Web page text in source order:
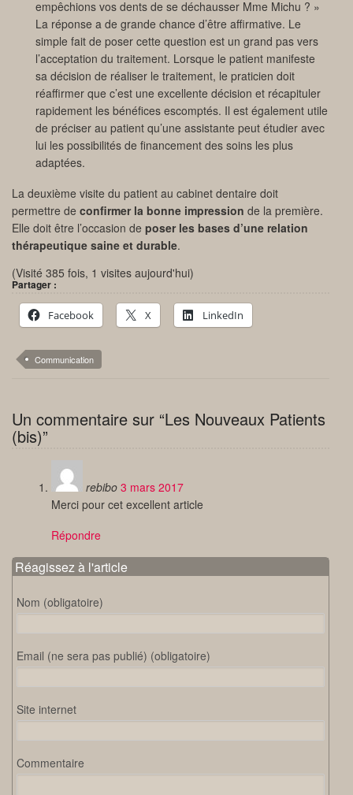
empêchions vos dents de se déchausser Mme Michu ? »
La réponse a de grande chance d’être affirmative. Le
simple fait de poser cette question est un grand pas vers
l’acceptation du traitement. Lorsque le patient manifeste
sa décision de réaliser le traitement, le praticien doit
réaffirmer que c’est une excellente décision et récapituler
rapidement les bénéfices escomptés. Il est également utile
de préciser au patient qu’une assistante peut étudier avec
lui les possibilités de financement des soins les plus
adaptées.
La deuxième visite du patient au cabinet dentaire doit
permettre de confirmer la bonne impression de la première.
Elle doit être l’occasion de poser les bases d’une relation
thérapeutique saine et durable.
(Visité 385 fois, 1 visites aujourd'hui)
Partager :
Facebook X LinkedIn
Communication
Un commentaire sur “Les Nouveaux Patients
(bis)”
rebibo 3 mars 2017
Merci pour cet excellent article
Répondre
Réagissez à l'article
Nom (obligatoire)
Email (ne sera pas publié) (obligatoire)
Site internet
Commentaire